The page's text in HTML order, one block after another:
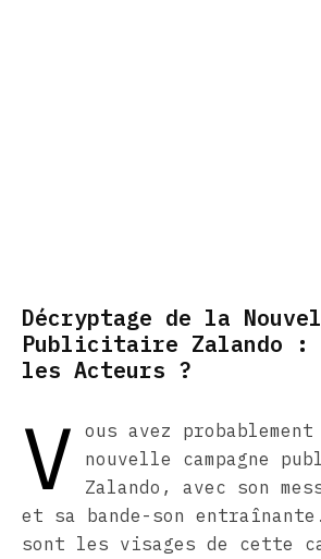
Décryptage de la
Publicitaire Zalando :
les Acteurs ?
V
ous avez
nouvelle campagne
Zalando, avec son
et sa bande-son
sont les visages de cette